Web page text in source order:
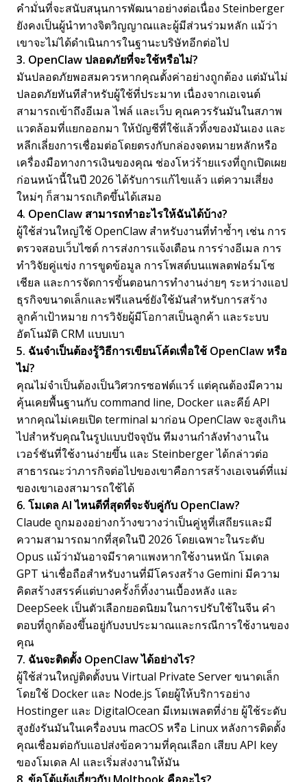
คำมั่นที่จะสนับสนุนการพัฒนาอย่างต่อเนื่อง Steinberger
ยังคงเป็นผู้นำทางจิตวิญญาณและผู้มีส่วนร่วมหลัก แม้ว่า
เขาจะไม่ได้ดำเนินการในฐานะบริษัทอีกต่อไป
3. OpenClaw ปลอดภัยที่จะใช้หรือไม่?
มันปลอดภัยพอสมควรหากคุณตั้งค่าอย่างถูกต้อง แต่มันไม่
ปลอดภัยทันทีสำหรับผู้ใช้ที่ประมาท เนื่องจากเอเจนต์
สามารถเข้าถึงอีเมล ไฟล์ และเว็บ คุณควรรันมันในสภาพ
แวดล้อมที่แยกออกมา ให้บัญชีที่ใช้แล้วทิ้งของมันเอง และ
หลีกเลี่ยงการเชื่อมต่อโดยตรงกับกล่องจดหมายหลักหรือ
เครื่องมือทางการเงินของคุณ ช่องโหว่ร้ายแรงที่ถูกเปิดเผย
ก่อนหน้านี้ในปี 2026 ได้รับการแก้ไขแล้ว แต่ความเสี่ยง
ใหม่ๆ ก็สามารถเกิดขึ้นได้เสมอ
4. OpenClaw สามารถทำอะไรให้ฉันได้บ้าง?
ผู้ใช้ส่วนใหญ่ใช้ OpenClaw สำหรับงานที่ทำซ้ำๆ เช่น การ
ตรวจสอบเว็บไซต์ การส่งการแจ้งเตือน การร่างอีเมล การ
ทำวิจัยคู่แข่ง การขูดข้อมูล การโพสต์บนแพลตฟอร์มโซ
เชียล และการจัดการขั้นตอนการทำงานง่ายๆ ระหว่างแอป
ธุรกิจขนาดเล็กและฟรีแลนซ์ยังใช้มันสำหรับการสร้าง
ลูกค้าเป้าหมาย การวิจัยผู้มีโอกาสเป็นลูกค้า และระบบ
อัตโนมัติ CRM แบบเบา
5. ฉันจำเป็นต้องรู้วิธีการเขียนโค้ดเพื่อใช้ OpenClaw หรือ
ไม่?
คุณไม่จำเป็นต้องเป็นวิศวกรซอฟต์แวร์ แต่คุณต้องมีความ
คุ้นเคยพื้นฐานกับ command line, Docker และคีย์ API
หากคุณไม่เคยเปิด terminal มาก่อน OpenClaw จะสูงเกิน
ไปสำหรับคุณในรูปแบบปัจจุบัน ทีมงานกำลังทำงานใน
เวอร์ชันที่ใช้งานง่ายขึ้น และ Steinberger ได้กล่าวต่อ
สาธารณะว่าภารกิจต่อไปของเขาคือการสร้างเอเจนต์ที่แม่
ของเขาเองสามารถใช้ได้
6. โมเดล AI ไหนดีที่สุดที่จะจับคู่กับ OpenClaw?
Claude ถูกมองอย่างกว้างขวางว่าเป็นคู่หูที่เสถียรและมี
ความสามารถมากที่สุดในปี 2026 โดยเฉพาะในระดับ
Opus แม้ว่ามันอาจมีราคาแพงหากใช้งานหนัก โมเดล
GPT น่าเชื่อถือสำหรับงานที่มีโครงสร้าง Gemini มีความ
คิดสร้างสรรค์แต่บางครั้งก็ทิ้งงานเบื้องหลัง และ
DeepSeek เป็นตัวเลือกยอดนิยมในการปรับใช้ในจีน คำ
ตอบที่ถูกต้องขึ้นอยู่กับงบประมาณและกรณีการใช้งานของ
คุณ
7. ฉันจะติดตั้ง OpenClaw ได้อย่างไร?
ผู้ใช้ส่วนใหญ่ติดตั้งบน Virtual Private Server ขนาดเล็ก
โดยใช้ Docker และ Node.js โดยผู้ให้บริการอย่าง
Hostinger และ DigitalOcean มีเทมเพลตที่ง่าย ผู้ใช้ระดับ
สูงยังรันมันในเครื่องบน macOS หรือ Linux หลังการติดตั้ง
คุณเชื่อมต่อกับแอปส่งข้อความที่คุณเลือก เสียบ API key
ของโมเดล AI และเริ่มส่งงานให้มัน